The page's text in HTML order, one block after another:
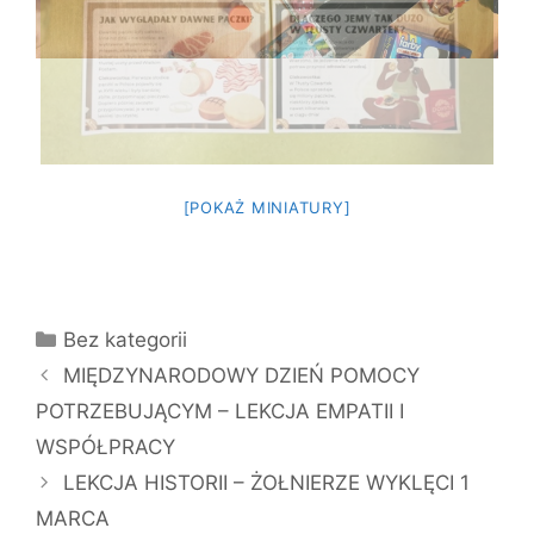
[POKAŻ MINIATURY]
Kategorie
Bez kategorii
MIĘDZYNARODOWY DZIEŃ POMOCY
POTRZEBUJĄCYM – LEKCJA EMPATII I
WSPÓŁPRACY
LEKCJA HISTORII – ŻOŁNIERZE WYKLĘCI 1
MARCA